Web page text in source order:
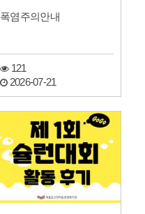
폭염주의안내
121
2026-07-21